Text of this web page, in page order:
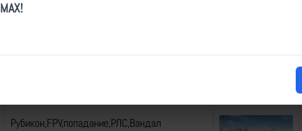
Рубикон,FPV,попадание,РЛС,Вандал,ТпВ
Рубикон,FPV,попадание,РЛС,Вандал
MAX!